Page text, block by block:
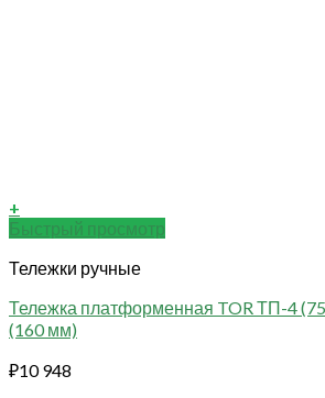
+
Быстрый просмотр
Тележки ручные
Тележка платформенная TOR ТП-4
(160 мм)
₽10 948